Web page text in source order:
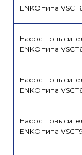
ENKO типа
Насос
ENKO типа
Насос
ENKO типа
Насос
ENKO типа